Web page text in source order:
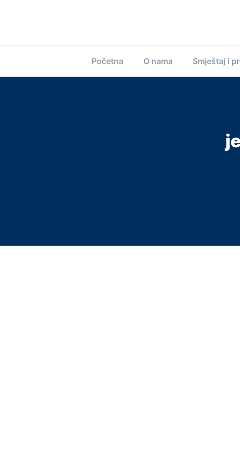
Početna O nama Smještaj i